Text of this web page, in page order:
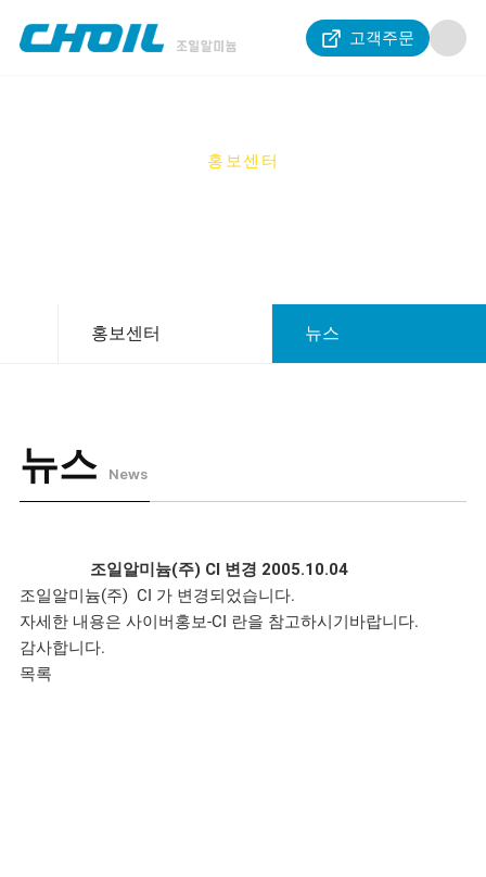
고객주문
홍보센터
홍보센터 뉴스
뉴스 News
조일알미늄(주) CI 변경 2005.10.04
조일알미늄(주) CI 가 변경되었습니다.
자세한 내용은 사이버홍보-CI 란을 참고하시기바랍니다.
감사합니다.
목록